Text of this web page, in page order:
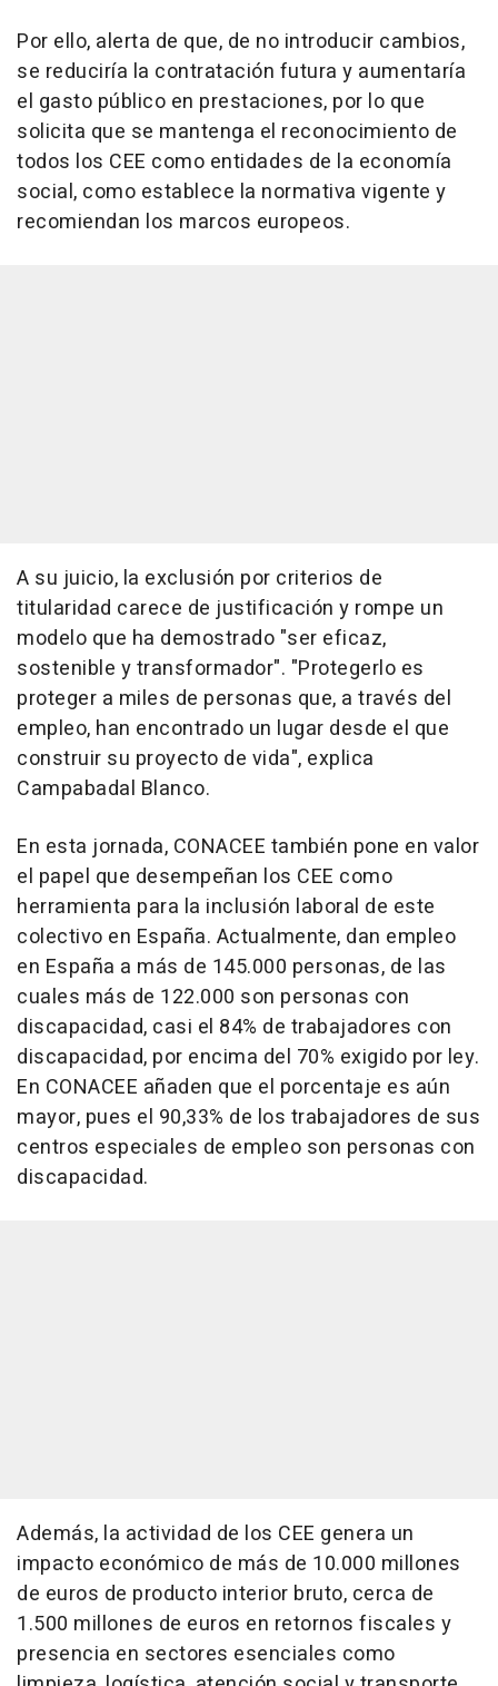
Por ello, alerta de que, de no introducir cambios,
se reduciría la contratación futura y aumentaría
el gasto público en prestaciones, por lo que
solicita que se mantenga el reconocimiento de
todos los CEE como entidades de la economía
social, como establece la normativa vigente y
recomiendan los marcos europeos.
A su juicio, la exclusión por criterios de
titularidad carece de justificación y rompe un
modelo que ha demostrado "ser eficaz,
sostenible y transformador". "Protegerlo es
proteger a miles de personas que, a través del
empleo, han encontrado un lugar desde el que
construir su proyecto de vida", explica
Campabadal Blanco.
En esta jornada, CONACEE también pone en valor
el papel que desempeñan los CEE como
herramienta para la inclusión laboral de este
colectivo en España. Actualmente, dan empleo
en España a más de 145.000 personas, de las
cuales más de 122.000 son personas con
discapacidad, casi el 84% de trabajadores con
discapacidad, por encima del 70% exigido por ley.
En CONACEE añaden que el porcentaje es aún
mayor, pues el 90,33% de los trabajadores de sus
centros especiales de empleo son personas con
discapacidad.
Además, la actividad de los CEE genera un
impacto económico de más de 10.000 millones
de euros de producto interior bruto, cerca de
1.500 millones de euros en retornos fiscales y
presencia en sectores esenciales como